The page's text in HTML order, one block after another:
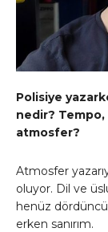
Polisiye
nedir?
atmosfer?
Atmosfer
oluyor. Dil ve
henüz dördüncü
erken sanırım.